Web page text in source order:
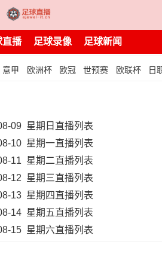
直播 足球录像 足球新闻
意甲 欧洲杯 欧冠 世预赛 欧联杯 日
09 星期日直播列表
10 星期一直播列表
11 星期二直播列表
12 星期三直播列表
13 星期四直播列表
14 星期五直播列表
15 星期六直播列表